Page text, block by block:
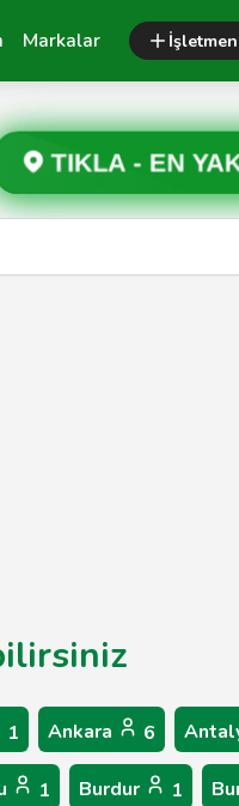
Markalar
TIKLA - EN
1 Ankara 6
1 Burdur 1